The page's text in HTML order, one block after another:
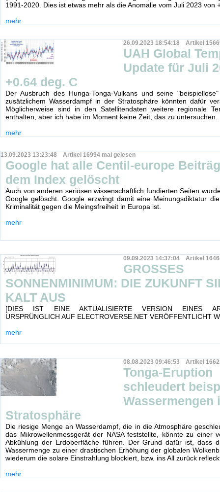
1991-2020. Dies ist etwas mehr als die Anomalie vom Juli 2023 von
mehr
26.09.2023 18:54:18 Artikel
UAH Global
Update für Juli
+0.64 deg. C
Der Ausbruch des Hunga-Tonga-Vulkans und seine
zusätzlichem Wasserdampf in der Stratosphäre könnten dafür
Möglicherweise sind in den Satellitendaten weitere regionale
enthalten, aber ich habe im Moment keine Zeit, das zu untersuchen.
mehr
13.09.2023 13:23:48 Artikel 16994 mal gelesen
Google hat alle Centil-europe
dem Index gelöscht
Auch von anderen seriösen wissenschaftlich fundierten Seiten
Google gelöscht. Google erzwingt damit eine Meinungsdiktatur
Kriminalität gegen die Meingsfreiheit in Europa ist.
mehr
09.09.2023 14:37:04 Artikel
GROSSES
SONNENMINIMUM: DIE ZUKUNFT
KALT AUS
[DIES IST EINE AKTUALISIERTE VERSION EINES
URSPRÜNGLICH AUF ELECTROVERSE.NET VERÖFFENTLICHT
mehr
08.08.2023 09:46:53 Artikel
Tonga-Eruption
schleudert
Wassermengen
Stratosphäre
Die riesige Menge an Wasserdampf, die in die Atmosphäre
das Mikrowellenmessgerät der NASA feststellte, könnte zu einer
Abkühlung der Erdoberfläche führen. Der Grund dafür ist, dass
Wassermenge zu einer drastischen Erhöhung der globalen
wiederum die solare Einstrahlung blockiert, bzw. ins All zurück
mehr